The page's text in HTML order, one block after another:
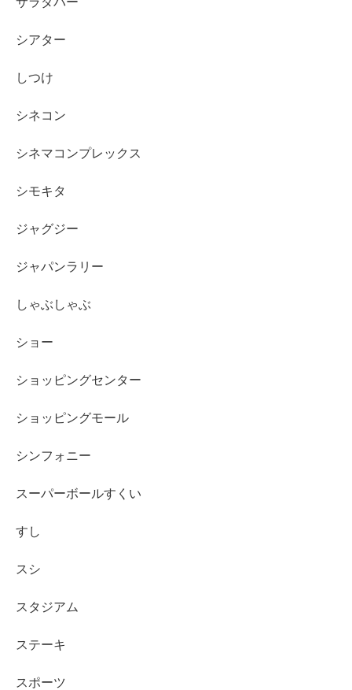
シアター
しつけ
シネコン
シネマコンプレックス
シモキタ
ジャグジー
ジャパンラリー
しゃぶしゃぶ
ショー
ショッピングセンター
ショッピングモール
シンフォニー
スーパーボールすくい
すし
スシ
スタジアム
ステーキ
スポーツ